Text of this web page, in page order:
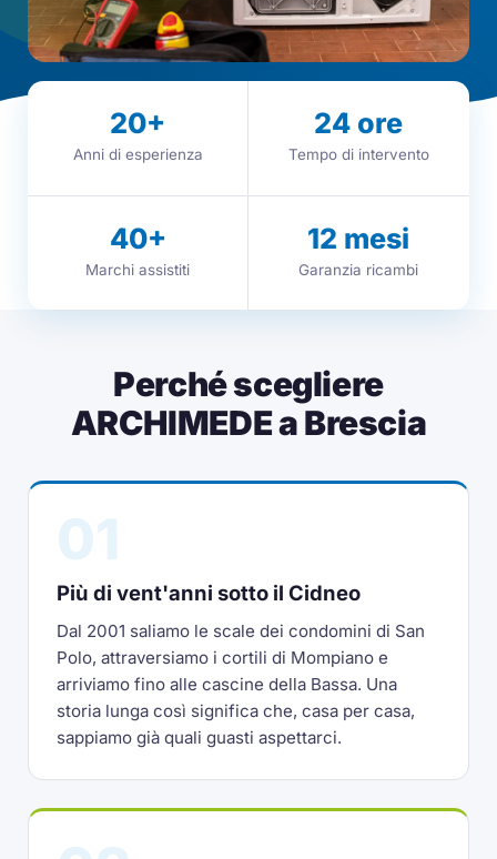
20+
Anni di esperienza
24 ore
Tempo di intervento
40+
Marchi assistiti
12 mesi
Garanzia ricambi
Perché scegliere
ARCHIMEDE a Brescia
Più di vent'anni sotto il Cidneo
Dal 2001 saliamo le scale dei condomini di San
Polo, attraversiamo i cortili di Mompiano e
arriviamo fino alle cascine della Bassa. Una
storia lunga così significa che, casa per casa,
sappiamo già quali guasti aspettarci.